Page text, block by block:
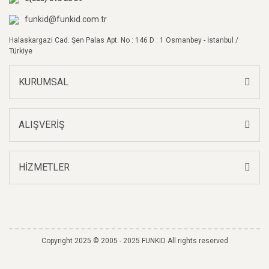
Bu ürüne benzer farklı alternatifler olmalı.
funkid@funkid.com.tr
Halaskargazi Cad. Şen Palas Apt. No : 146 D : 1 Osmanbey - İstanbul /
Türkiye
KURUMSAL
ALIŞVERİŞ
HİZMETLER
Copyright 2025 © 2005 - 2025 FUNKID All rights reserved